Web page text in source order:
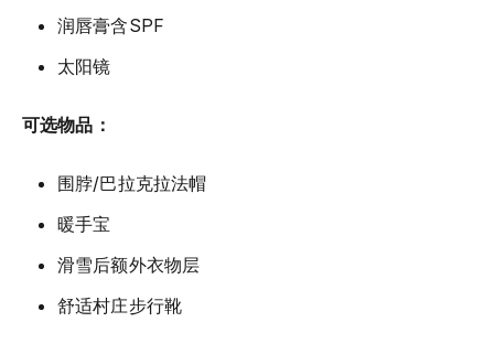
润唇膏含SPF
太阳镜
可选物品：
围脖/巴拉克拉法帽
暖手宝
滑雪后额外衣物层
舒适村庄步行靴